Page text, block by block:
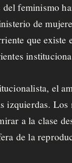
feminismo
de
que
el
izquierdas.
a la clase
de la